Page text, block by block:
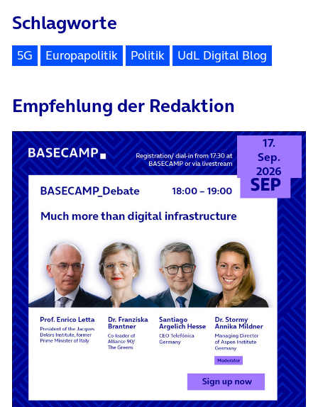
Schlagworte
5G Europapolitik Politik UdL Digital Blog
Empfehlung der Redaktion
17.
Sep.
2026